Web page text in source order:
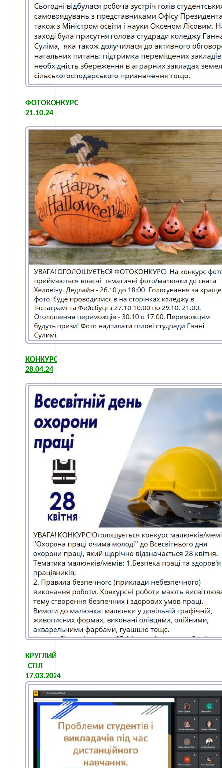
ФОТОКОНКУРС
21.10.24
КОНКУРС
28.04.24
КРУГЛИЙ
СТІЛ
17.03.2024